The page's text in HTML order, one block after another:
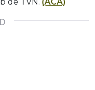
de TVN. (ACÁ)